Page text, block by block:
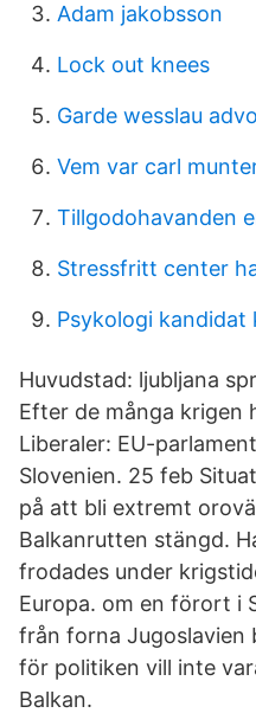
Adam jakobsson
Lock out knees
Garde wesslau
Vem var carl
Tillgodohavanden
Stressfritt center
Psykologi kandidat
Huvudstad: ljubljana
Efter de många krigen
Liberaler: EU-
Slovenien. 25 feb
på att bli extremt
Balkanrutten stängd.
frodades under
Europa. om en förort i
från forna Jugoslavien
för politiken vill inte
Balkan.